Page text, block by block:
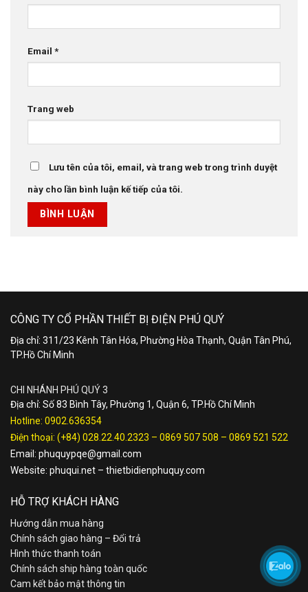
Email *
Trang web
Lưu tên của tôi, email, và trang web trong trình duyệt
này cho lần bình luận kế tiếp của tôi.
CÔNG TY CỔ PHẦN THIẾT BỊ ĐIỆN PHÚ QUÝ
Địa chỉ: 311/23 Kênh Tân Hóa, Phường Hòa Thạnh, Quận Tân Phú,
TP.Hồ Chí Minh
CHI NHÁNH PHÚ QUÝ 3
Địa chỉ: Số 83 Bình Tây, Phường 1, Quận 6, TP.Hồ Chí Minh
Hotline: 0902.636354
Điện thoại: (+84) 028.22.40.2323 – 0869 507 508 – 0869 521 522
Email: phuquypqe@gmail.com
Website: phuqui.net – thietbidienphuquy.com
HỖ TRỢ KHÁCH HÀNG
Hướng dẫn mua hàng
Chính sách giao hàng – Đổi trả
Hình thức thanh toán
Chính sách ship hàng toàn quốc
Cam kết bảo mật thông tin